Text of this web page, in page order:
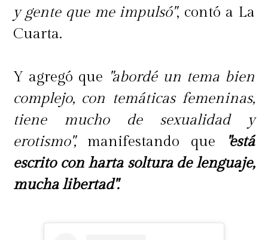
y gente que me impulsó", contó a La
Cuarta.
Y agregó que "abordé un tema bien
complejo, con temáticas femeninas,
tiene mucho de sexualidad y
erotismo",manifestando que
"está
escrito con harta soltura de lenguaje,
mucha libertad".